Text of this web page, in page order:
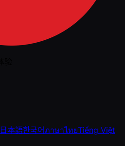
日本語한국어ภาษาไทยTiếng Việt